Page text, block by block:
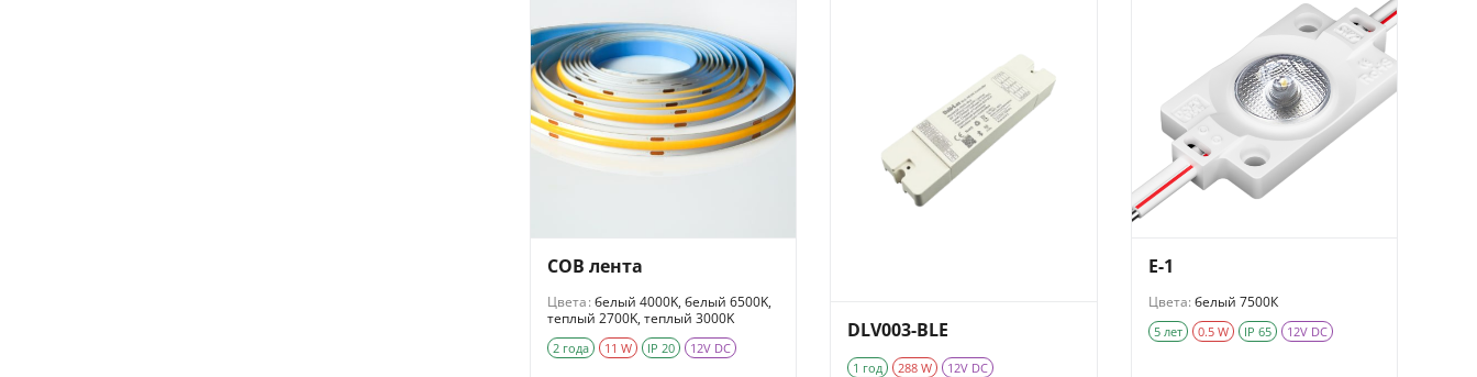
COB лента
Цвета: белый 4000K, белый 6500K,
теплый 2700K, теплый 3000K
2 года 11 W IP 20 12V DC
DLV003-BLE
1 год 288 W 12V DC
E-1
Цвета: белый 7500К
5 лет 0.5 W IP 65 12V DC